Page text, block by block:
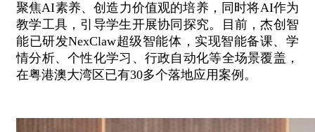
聚焦AI素养、创造力价值观的培养，同时将AI作为
教学工具，引导学生开展协同探究。目前，杰创智
能已研发NexClaw超级智能体，实现智能备课、学
情分析、个性化学习、行政自动化等全场景覆盖，
在粤港澳大湾区已有30多个落地应用案例。